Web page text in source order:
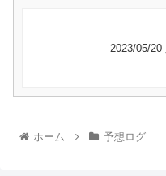
2023/05/20
ホーム 予想ログ